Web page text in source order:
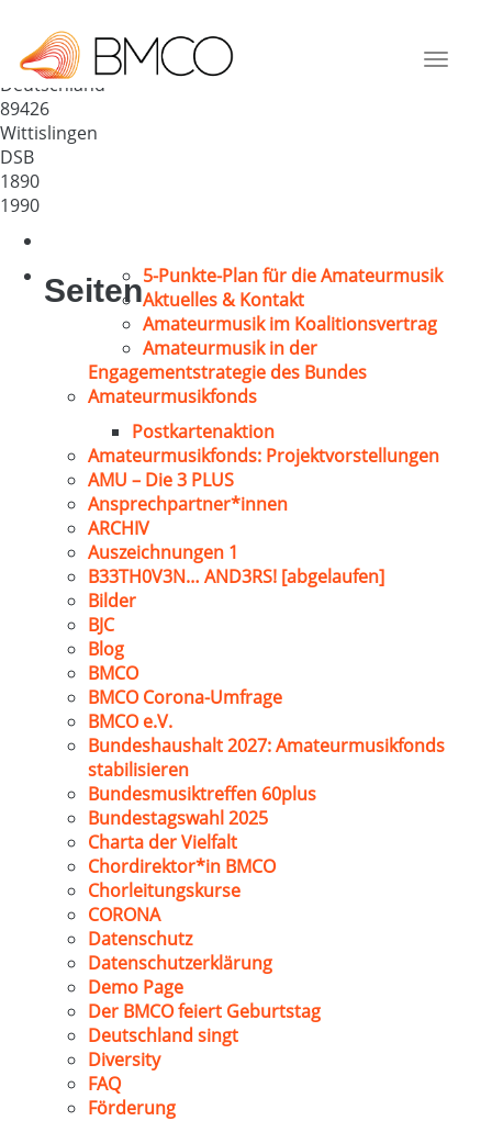
Toggle
e.V.
Deutschland
89426
Wittislingen
DSB
1890
1990
Seiten5-Punkte-Plan für die Amateurmusik
Aktuelles & Kontakt
Amateurmusik im Koalitionsvertrag
Amateurmusik in der
Engagementstrategie des Bundes
Amateurmusikfonds
Postkartenaktion
Amateurmusikfonds: Projektvorstellungen
AMU – Die 3 PLUS
Ansprechpartner*innen
ARCHIV
Auszeichnungen 1
B33TH0V3N… AND3RS! [abgelaufen]
Bilder
BJC
Blog
BMCO
BMCO Corona-Umfrage
BMCO e.V.
Bundeshaushalt 2027: Amateurmusikfonds
stabilisieren
Bundesmusiktreffen 60plus
Bundestagswahl 2025
Charta der Vielfalt
Chordirektor*in BMCO
Chorleitungskurse
CORONA
Datenschutz
Datenschutzerklärung
Demo Page
Der BMCO feiert Geburtstag
Deutschland singt
Diversity
FAQ
Förderung